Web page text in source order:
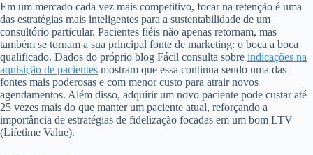
Em um mercado cada vez mais competitivo, focar na retenção é uma
das estratégias mais inteligentes para a sustentabilidade de um
consultório particular. Pacientes fiéis não apenas retornam, mas
também se tornam a sua principal fonte de marketing: o boca a boca
qualificado. Dados do próprio blog Fácil consulta sobre indicações na
aquisição de pacientes mostram que essa continua sendo uma das
fontes mais poderosas e com menor custo para atrair novos
agendamentos. Além disso, adquirir um novo paciente pode custar até
25 vezes mais do que manter um paciente atual, reforçando a
importância de estratégias de fidelização focadas em um bom LTV
(Lifetime Value).